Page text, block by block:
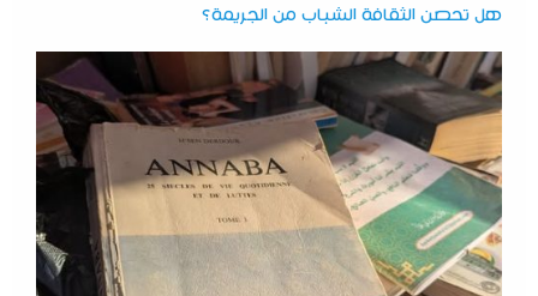
هل تحصن الثقافة الشباب من الجريمة؟